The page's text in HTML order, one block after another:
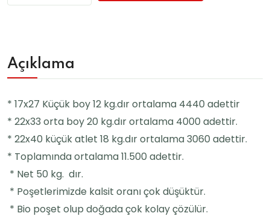
Açıklama
* 17x27 Küçük boy 12 kg.dır ortalama 4440 adettir
* 22x33 orta boy 20 kg.dır ortalama 4000 adettir.
* 22x40 küçük atlet 18 kg.dır ortalama 3060 adettir.
* Toplamında ortalama 11.500 adettir.
* Net 50 kg. dır.
* Poşetlerimizde kalsit oranı çok düşüktür.
* Bio poşet olup doğada çok kolay çözülür.